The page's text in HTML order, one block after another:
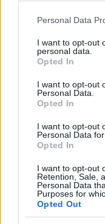
Please note that this
not limited to your
grant or deny
use your data for
consent section.
Personal Data
I want to opt-out
personal data.
Opted In
I want to opt-out
Personal Data.
Opted In
I want to opt-out
Personal Data
Opted In
I want to opt-out
Retention, Sale,
Personal Data
Purposes for
Opted Out
nem írom ide,
18 éve
Nem hiszem, hogy
oldalon sem lehet
leleplezései és
:o( Nem tudom,
nem biztos, hogy